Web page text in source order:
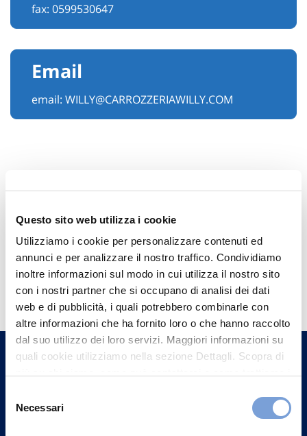
Questo sito web utilizza i cookie
Utilizziamo i cookie per personalizzare contenuti ed
annunci e per analizzare il nostro traffico. Condividiamo
inoltre informazioni sul modo in cui utilizza il nostro sito
con i nostri partner che si occupano di analisi dei dati
web e di pubblicità, i quali potrebbero combinarle con
altre informazioni che ha fornito loro o che hanno raccolto
dal suo utilizzo dei loro servizi. Maggiori informazioni su
quali cookie utilizziamo nella sezione Dettagli. Scopra di
può trovare nel footer del sito nella sezione "Informativa
delNecessari
fax: 0599530647
Email
email: WILLY@CARROZZERIAWILLY.COM
Hai bisogno di
informazioni?
Trova l'Agenzia più vicina a te e parla con
un nostro Agente.
Contattaci